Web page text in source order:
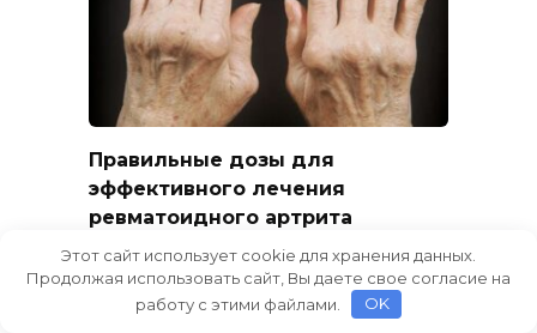
Правильные дозы для
эффективного лечения
ревматоидного артрита
Ревматоидный артрит — это
хроническое воспалительное
Этот сайт использует cookie для хранения данных.
Продолжая использовать сайт, Вы даете свое согласие на
работу с этими файлами.
OK